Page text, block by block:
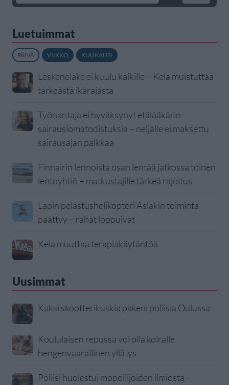
Luetuimmat
PÄIVÄ VIIKKO KUUKAUSI
Leskeneläke ei kuulu kaikille – Kela muistuttaa
tärkeästä ikärajasta
Työnantaja ei hyväksynyt etälääkärin
sairauslomatodistuksia – neljälle ei maksettu
sairausajan palkkaa
Finnairin lennoista osan lentää jatkossa toinen
lentoyhtiö – matkustajille tärkeä rajoitus
Lapin pelastushelikopteri Aslakin toiminta
päättyy – rahat loppuivat
Kela muuttaa terapiakäytäntöä
Uusimmat
Kaksi skootterikuskia pakeni poliisia Oulussa
Koululaisen repussa voi olla koiralle
hengenvaarallinen yllätys
Poliisi huolestui mopoilijoiden ilmiöstä –